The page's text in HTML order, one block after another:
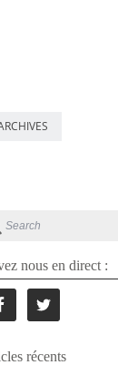
nous en direct :
récents